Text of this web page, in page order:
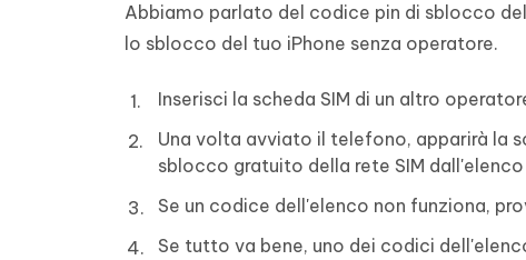
Abbiamo parlato del codice pin di sblocco
lo sblocco del tuo iPhone senza operatore.
Inserisci la scheda SIM di un altro
Una volta avviato il telefono, apparirà la
sblocco gratuito della rete SIM
Se un codice dell'elenco non funziona,
Se tutto va bene, uno dei codici